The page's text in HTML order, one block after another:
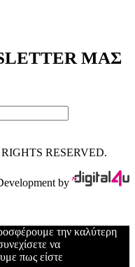
ΜΑΣ
RESERVED.
by
την καλύτερη
να
πως είστε